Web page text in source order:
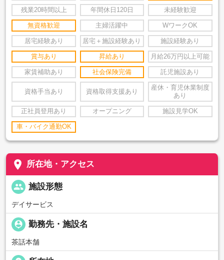
残業20時間以上 年間休日120日 未経験歓迎
無資格歓迎 主婦活躍中 WワークOK
居宅経験あり 居宅＋施設経験あり 施設経験あり
賞与あり 昇給あり 月給26万円以上可能
家賃補助あり 社会保険完備 託児施設あり
資格手当あり 資格取得支援あり
産休・育児休業制度
あり
正社員登用あり オープニング 施設見学OK
車・バイク通勤OK
place 所在地・アクセス
people 施設形態
デイサービス
person_pin 勤務先・施設名
茶話本舗